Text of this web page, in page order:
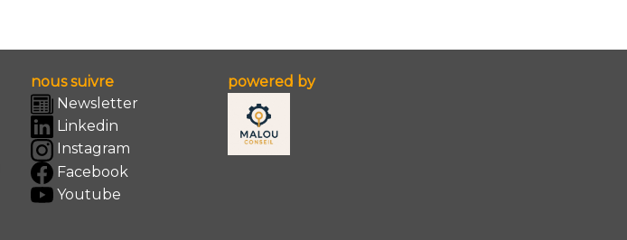
nous suivre
Newsletter
Linkedin
Instagram
Facebook
Youtube
powered by